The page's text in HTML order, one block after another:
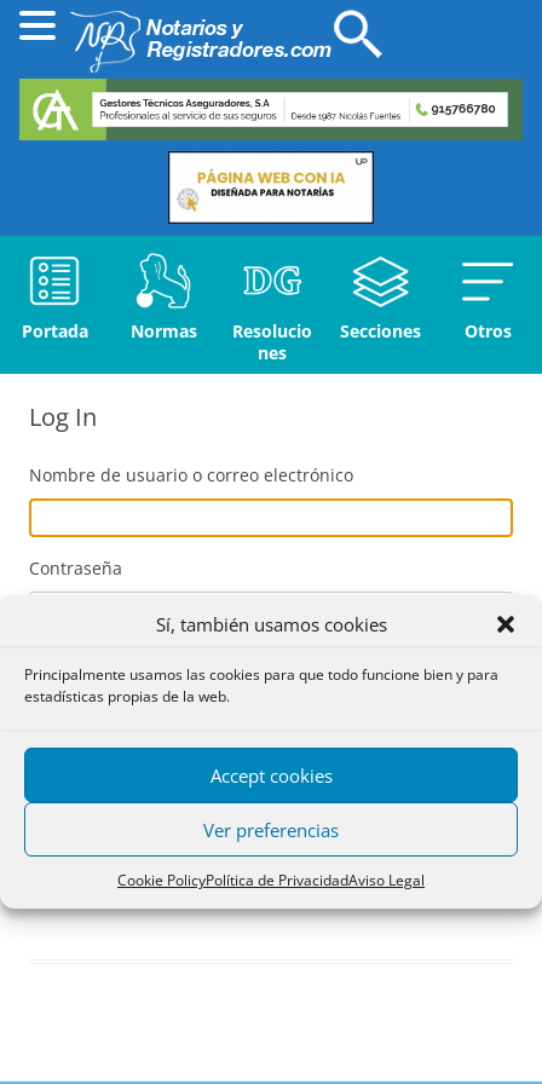
Sí, también usamos cookies
Principalmente usamos las cookies para que todo funcione bien y para
estadísticas propias de la web.
Accept cookies
Ver preferencias
Cookie PolicyPolítica de PrivacidadAviso Legal
Portada Normas
Resolucio
nes
Secciones Otros
Log In
Nombre de usuario o correo electrónico
Contraseña
Acceder
Registro
¿Has olvidado tu contraseña?